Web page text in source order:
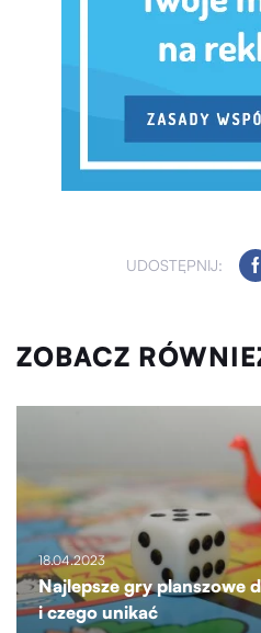
UDOSTĘPNIJ:
ZOBACZ
18.04.2023
Najlepsze gry planszowe
i czego unikać